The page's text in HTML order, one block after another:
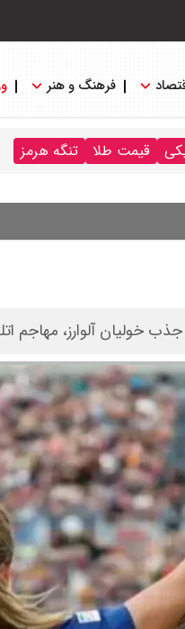
فرهنگ و هنر
قیمت طلا تنگه هرمز
خولیان آلوارز،